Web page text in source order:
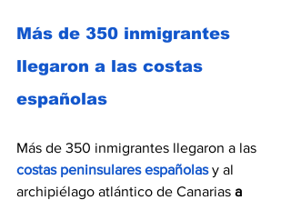
Más de 350 inmigrantes
llegaron a las costas
españolas
Más de 350 inmigrantes llegaron a las
costas peninsulares españolas y al
archipiélago atlántico de Canarias a